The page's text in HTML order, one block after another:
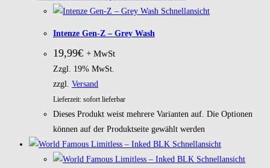
Schnellansicht
Intenze Gen-Z – Grey Wash
19,99€ + MwSt
Zzgl. 19% MwSt.
zzgl. Versand
Lieferzeit: sofort lieferbar
Dieses Produkt weist mehrere Varianten auf. Die Optionen
können auf der Produktseite gewählt werden
Schnellansicht
Schnellansicht